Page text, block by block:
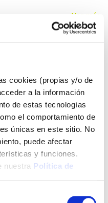
cookies (propias y/o de
a la información
de estas tecnologías
el comportamiento de
únicas en este sitio. No
puede afectar
y funciones.
nuestra Política de
Ver más
1,68 €
Añadir al carrito
Envío a domicilio:
5 días hábiles